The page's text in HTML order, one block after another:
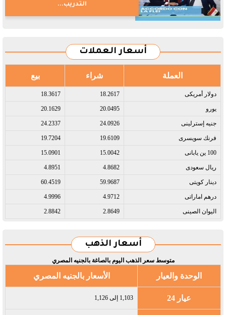
التدريب...
أسعار العملات
العملة شراء بيع
دولار أمريكى​ 18.2617
18.3617
يورو​ 20.0495
20.1629
جنيه إسترلينى​ 24.0926
24.2337
فرنك سويسرى​ 19.6109
19.7204
100 ين يابانى​ 15.0042
15.0901
ريال سعودى​ 4.8682
4.8951
دينار كويتى​ 59.9687
60.4519
درهم اماراتى​ 4.9712
4.9996
اليوان الصينى​ 2.8649
2.8842
أسعار الذهب
متوسط سعر الذهب اليوم بالصاغة بالجنيه المصري
الوحدة والعيار الأسعار بالجنيه المصري
عيار 24 1,103 إلى 1,126